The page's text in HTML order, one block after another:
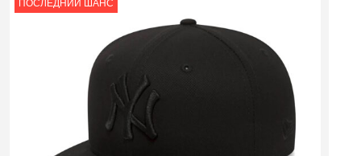
ПОСЛЕДНИЙ ШАНС